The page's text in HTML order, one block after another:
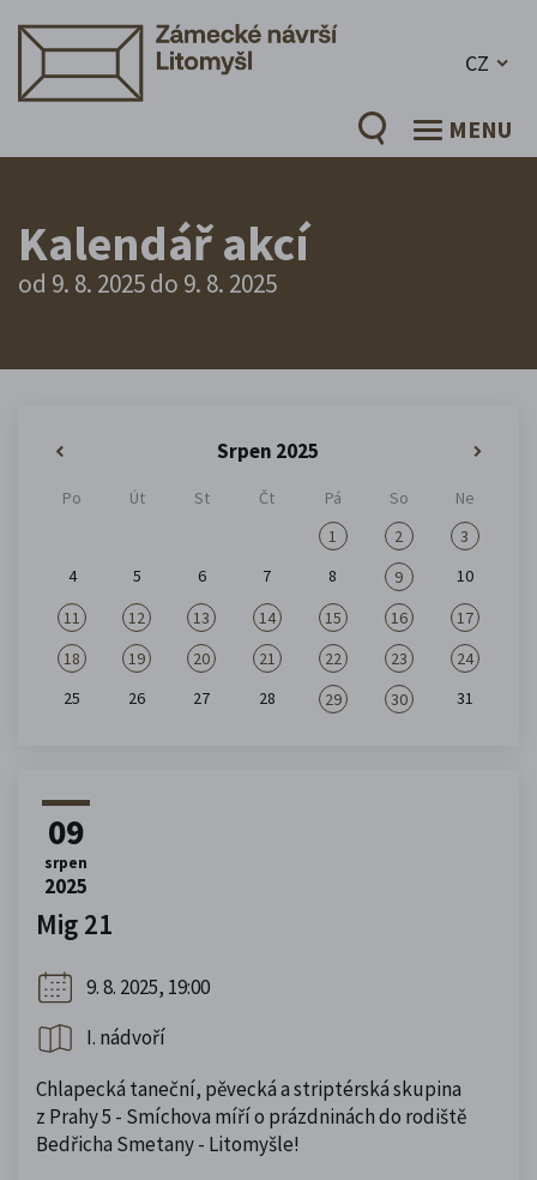
CZ
MENU
Kalendář akcí
od 9. 8. 2025 do 9. 8. 2025
Srpen 2025
Po Út St Čt Pá So
Ne
1
2
3
4
5 6 7 8 9
10
11
12 13 14 15 16
17
18
19 20 21 22 23
24
25
26 27 28 29 30 31
09
srpen
2025
Mig 21
9. 8. 2025, 19:00
I. nádvoří
Chlapecká taneční, pěvecká a striptérská skupina
z Prahy 5 - Smíchova míří o prázdninách do rodiště
Bedřicha Smetany - Litomyšle!